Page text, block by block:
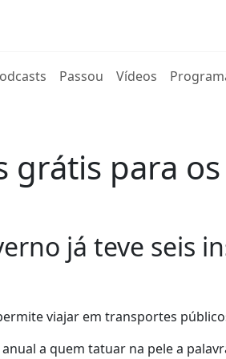
Passou Vídeos
para
já teve seis
viajar em transportes
a quem tatuar na pele a